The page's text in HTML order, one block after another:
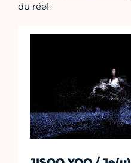
du réel.